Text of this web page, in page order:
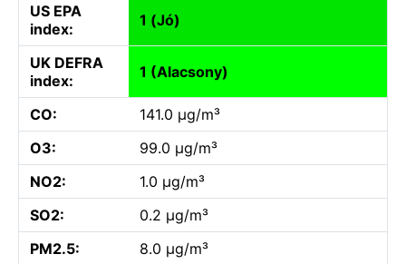
US EPA
index:
1 (Jó)
UK DEFRA
index:
1 (Alacsony)
CO:
141.0 µg/m³
O3:
99.0 µg/m³
NO2:
1.0 µg/m³
SO2:
0.2 µg/m³
PM2.5:
8.0 µg/m³